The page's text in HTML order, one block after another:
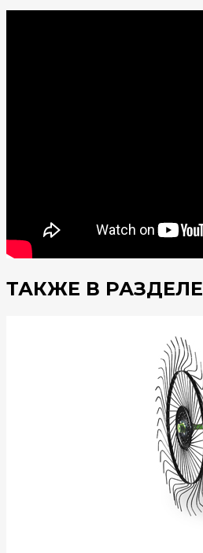
ТАКЖЕ В РАЗДЕЛЕ